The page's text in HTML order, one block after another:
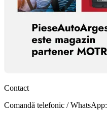
Contact
Comandă telefonic / WhatsApp: